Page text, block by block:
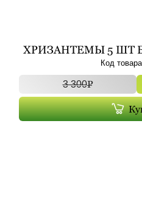
ХРИЗАНТЕМЫ 5 ШТ
Код
3 300P